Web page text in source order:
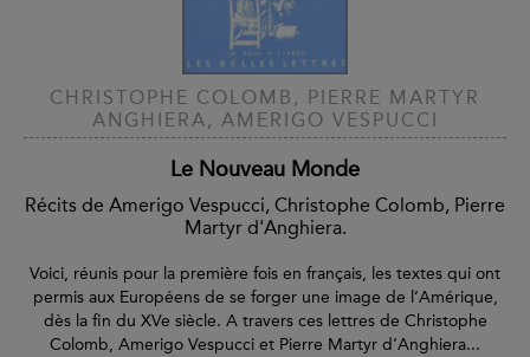
CHRISTOPHE COLOMB, PIERRE MARTYR
ANGHIERA, AMERIGO VESPUCCI
Le Nouveau Monde
Récits de Amerigo Vespucci, Christophe Colomb, Pierre
Martyr d'Anghiera.
Voici, réunis pour la première fois en français, les textes qui ont
permis aux Européens de se forger une image de l’Amérique,
dès la fin du XVe siècle. A travers ces lettres de Christophe
Colomb, Amerigo Vespucci et Pierre Martyr d’Anghiera...